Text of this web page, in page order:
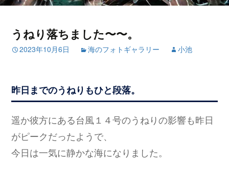
うねり落ちました〜〜。
2023年10月6日 海のフォトギャラリー 小池
昨日までのうねりもひと段落。
遥か彼方にある台風１４号のうねりの影響も昨日
がピークだったようで、
今日は一気に静かな海になりました。